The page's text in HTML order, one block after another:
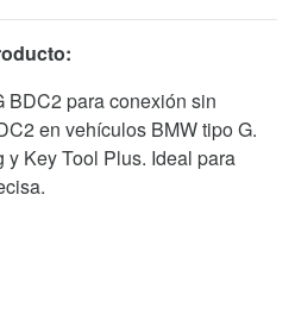
BDC2 para conexión sin
en vehículos BMW tipo G.
Key Tool Plus. Ideal para